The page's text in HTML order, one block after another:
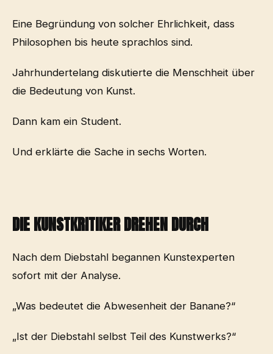
Eine Begründung von solcher Ehrlichkeit, dass
Philosophen bis heute sprachlos sind.
Jahrhundertelang diskutierte die Menschheit über
die Bedeutung von Kunst.
Dann kam ein Student.
Und erklärte die Sache in sechs Worten.
DIE KUNSTKRITIKER DREHEN DURCH
Nach dem Diebstahl begannen Kunstexperten
sofort mit der Analyse.
„Was bedeutet die Abwesenheit der Banane?“
„Ist der Diebstahl selbst Teil des Kunstwerks?“